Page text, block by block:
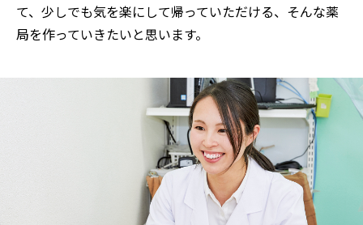
て、少しでも気を楽にして帰っていただける、そんな薬
局を作っていきたいと思います。